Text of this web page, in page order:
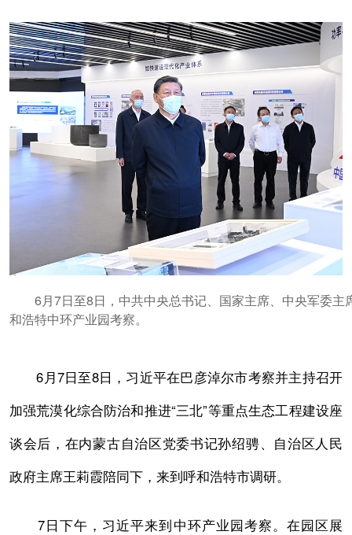
6月7日至8日，中共中央总书记、国家主席、中央军委主
和浩特中环产业园考察。
6月7日至8日，习近平在巴彦淖尔市考察并主持召开
加强荒漠化综合防治和推进“三北”等重点生态工程建设座
谈会后，在内蒙古自治区党委书记孙绍骋、自治区人民
政府主席王莉霞陪同下，来到呼和浩特市调研。
7日下午，习近平来到中环产业园考察。在园区展